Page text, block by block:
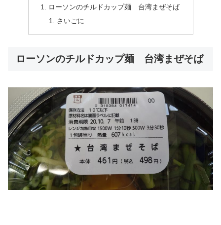
ローソンのチルドカップ麺 台湾まぜそば
さいごに
ローソンのチルドカップ麺 台湾まぜそば